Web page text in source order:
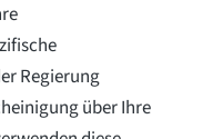
Regierung
über Ihre